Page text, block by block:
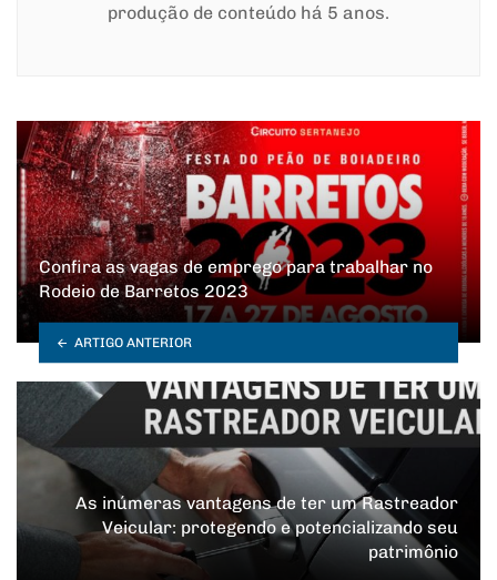
produção de conteúdo há 5 anos.
Confira as vagas de emprego para trabalhar no
Rodeio de Barretos 2023
ARTIGO ANTERIOR
As inúmeras vantagens de ter um Rastreador
Veicular: protegendo e potencializando seu
patrimônio